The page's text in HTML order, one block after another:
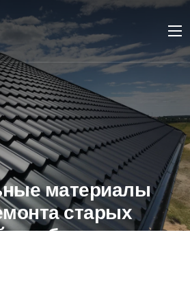
материалы
старых
особенности